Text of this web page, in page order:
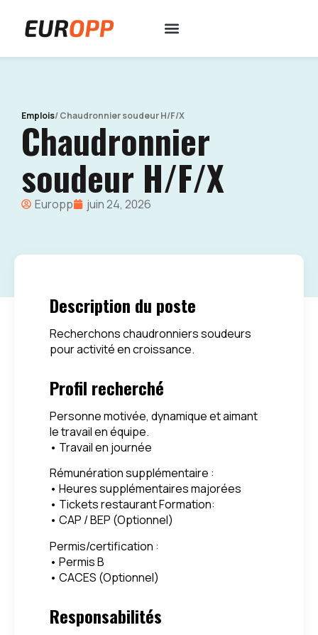
Emplois/ Chaudronnier soudeur H/F/X
Chaudronnier
soudeur H/F/X
Europp juin 24, 2026
Description du poste
Recherchons chaudronniers soudeurs
pour activité en croissance.
Profil recherché
Personne motivée, dynamique et aimant
le travail en équipe.
• Travail en journée
Rémunération supplémentaire :
• Heures supplémentaires majorées
• Tickets restaurant Formation:
• CAP / BEP (Optionnel)
Permis/certification :
• Permis B
• CACES (Optionnel)
Responsabilités